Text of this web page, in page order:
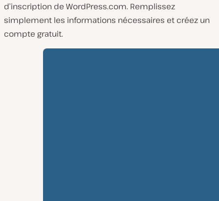
d’inscription de WordPress.com. Remplissez
simplement les informations nécessaires et créez un
compte gratuit.